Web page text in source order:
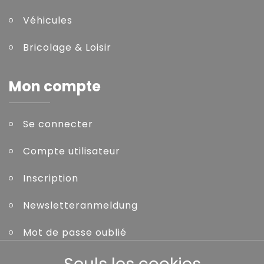
Véhicules
Bricolage & Loisir
Mon compte
Se connecter
Compte utilisateur
Inscription
Newsletteranmeldung
Mot de passe oublié